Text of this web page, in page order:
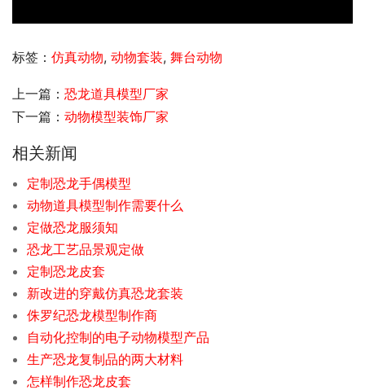
标签： 仿真动物, 动物套装, 舞台动物
上一篇： 恐龙道具模型厂家
下一篇： 动物模型装饰厂家
相关新闻
定制恐龙手偶模型
动物道具模型制作需要什么
定做恐龙服须知
恐龙工艺品景观定做
定制恐龙皮套
新改进的穿戴仿真恐龙套装
侏罗纪恐龙模型制作商
自动化控制的电子动物模型产品
生产恐龙复制品的两大材料
怎样制作恐龙皮套